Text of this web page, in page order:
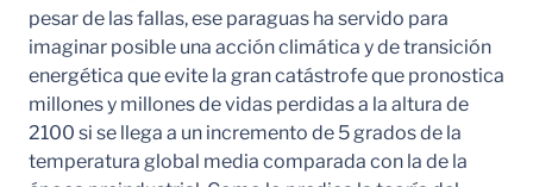
pesar de las fallas, ese paraguas ha servido para
imaginar posible una acción climática y de transición
energética que evite la gran catástrofe que pronostica
millones y millones de vidas perdidas a la altura de
2100 si se llega a un incremento de 5 grados de la
temperatura global media comparada con la de la